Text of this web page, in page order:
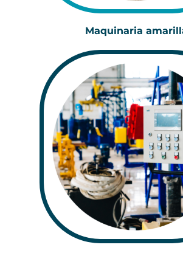
Maquinaria